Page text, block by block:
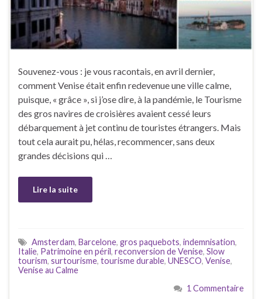
Souvenez-vous : je vous racontais, en avril dernier,
comment Venise était enfin redevenue une ville calme,
puisque, « grâce », si j’ose dire, à la pandémie, le Tourisme
des gros navires de croisières avaient cessé leurs
débarquement à jet continu de touristes étrangers. Mais
tout cela aurait pu, hélas, recommencer, sans deux
grandes décisions qui …
Lire la suite
Amsterdam, Barcelone, gros paquebots, indemnisation,
Italie, Patrimoine en péril, reconversion de Venise, Slow
tourism, surtourisme, tourisme durable, UNESCO, Venise,
Venise au Calme
1 Commentaire